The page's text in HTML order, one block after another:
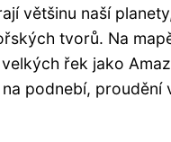
většinu naší
tvorů. Na
řek jako
podnebí, proudění